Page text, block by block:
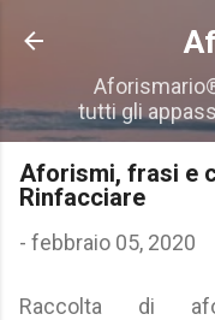
Passa
tutti gli
Aforismi, frasi e
Rinfacciare
- febbraio 05, 2020
Raccolta di